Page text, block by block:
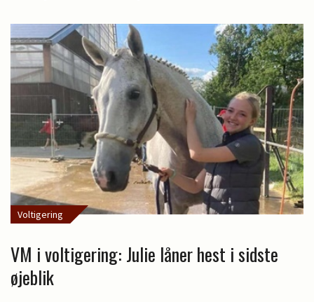
Voltigering
VM i voltigering: Julie låner hest i sidste
øjeblik